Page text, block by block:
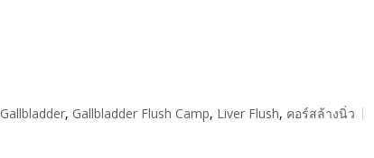
Gallbladder, Gallbladder Flush Camp, Liver Flush, คอร์สล้างนิ่ว